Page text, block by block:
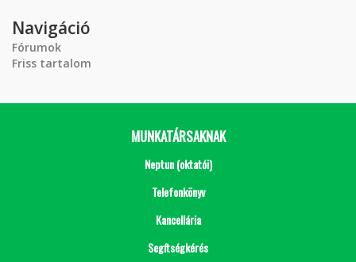
Navigáció
Fórumok
Friss tartalom
MUNKATÁRSAKNAK
Neptun (oktatói)
Telefonkönyv
Kancellária
Segítségkérés